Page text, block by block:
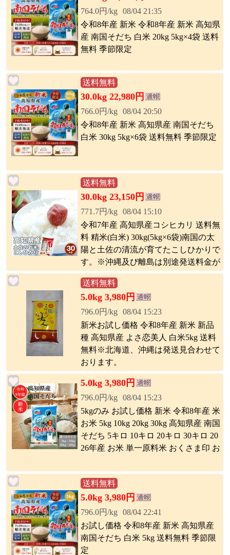
764.0円/kg 08/04 21:35
令和8年産 新米 令和8年産 新米 高知県
産 南国そだち 白米 20kg 5kg×4袋 送料
無料 季節限定
送料無料
30.0kg 22,980円
766.0円/kg 08/04 20:50
令和8年産 新米 高知県産 南国そだち
白米 30kg 5kg×6袋 送料無料 季節限定
送料無料
30.0kg 23,150円
771.7円/kg 08/04 15:10
令和7年産 高知県産コシヒカリ 送料無
料 精米(白米) 30kg(5kg×6袋)南国の太
陽と土佐の清流が育てたこしひかりで
す。※沖縄及び離島は別途発送料金が
発生します
送料無料
5.0kg 3,980円
796.0円/kg 08/04 15:23
新米お試し価格 令和8年産 新米 新品
種 高知県産 よさ恋美人 白米5kg 送料
無料※北海道、沖縄は発送見合わせて
おります。
5.0kg 3,980円
796.0円/kg 08/04 15:23
5kgのみ お試し価格 新米 令和8年産 米
お米 5kg 10kg 20kg 30kg 高知県産 南国
そだち 5キロ 10キロ 20キロ 30キロ 20
26年産 お米 単一原料米 おくさま印 お
送料無料
5.0kg 3,980円
796.0円/kg 08/04 22:41
お試し価格 令和8年産 新米 高知県産
南国そだち 白米 5kg 送料無料 季節限
定